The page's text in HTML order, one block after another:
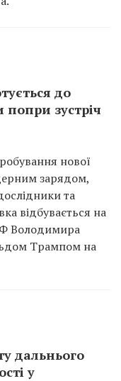
до
зустріч
нової
зарядом,
та
відбувається на
Володимира
Трампом на
дальнього
у